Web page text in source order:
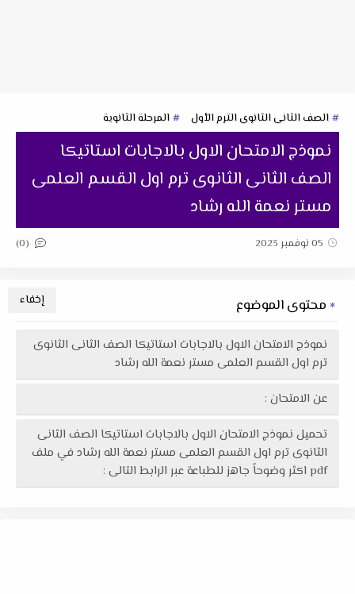
الصف الثانى الثانوى الترم الأول المرحلة الثانوية
نموذج الامتحان الاول بالاجابات استاتيكا
الصف الثانى الثانوى ترم اول القسم العلمى
مستر نعمة الله رشاد
05 نوفمبر 2023 (0)
محتوى الموضوع
نموذج الامتحان الاول بالاجابات استاتيكا الصف الثانى الثانوى
ترم اول القسم العلمى مستر نعمة الله رشاد
عن الامتحان :
تحميل نموذج الامتحان الاول بالاجابات استاتيكا الصف الثانى
الثانوى ترم اول القسم العلمى مستر نعمة الله رشاد في ملف
pdf اكثر وضوحاً جاهز للطباعة عبر الرابط التالى :